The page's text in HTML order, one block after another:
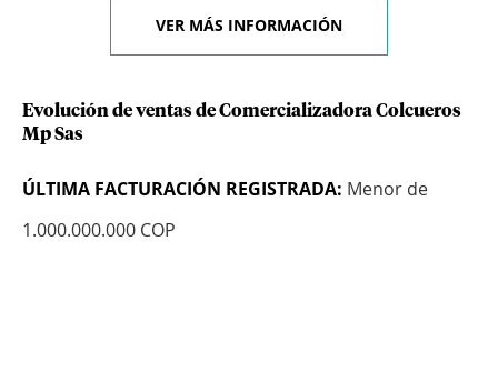
VER MÁS INFORMACIÓN
Evolución de ventas de Comercializadora Colcueros
Mp Sas
ÚLTIMA FACTURACIÓN REGISTRADA: Menor de
1.000.000.000 COP